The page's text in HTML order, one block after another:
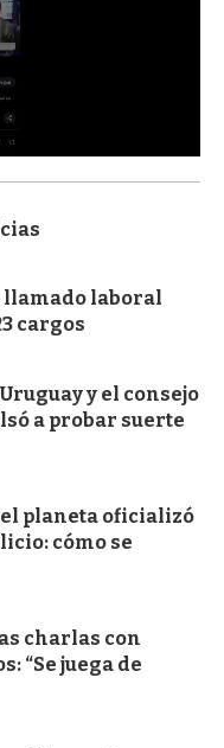
laboral
cargos
y el consejo
a probar suerte
planeta oficializó
cómo se
charlas con
“Se juega de